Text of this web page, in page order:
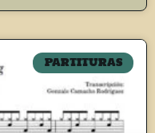
PARTITURAS